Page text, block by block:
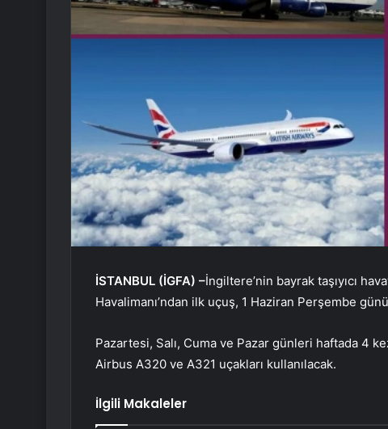
İSTANBUL (İGFA) –İngiltere’nin bayrak taşıyıcı
Havalimanı’ndan ilk uçuş, 1 Haziran Perşembe
Pazartesi, Salı, Cuma ve Pazar günleri haftada 4
Airbus A320 ve A321 uçakları kullanılacak.
İlgili Makaleler